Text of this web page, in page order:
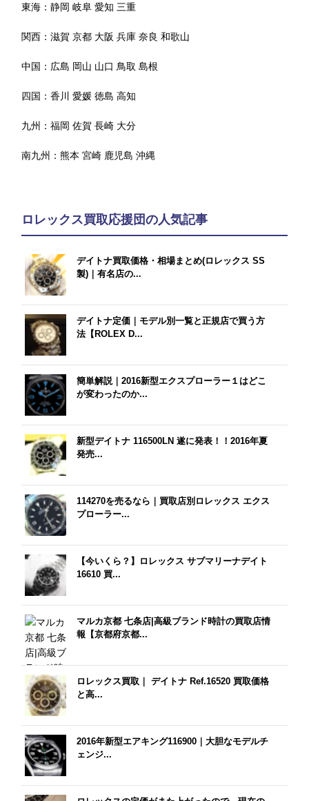
東海：静岡 岐阜 愛知 三重
関西：滋賀 京都 大阪 兵庫 奈良 和歌山
中国： 広島 岡山 山口 鳥取 島根
四国：香川 愛媛 徳島 高知
九州：福岡 佐賀 長崎 大分
南九州：熊本 宮崎 鹿児島 沖縄
ロレックス買取応援団の人気記事
デイトナ買取価格・相場まとめ(ロレックス SS
製)｜有名店の...
デイトナ定価｜モデル別一覧と正規店で買う方
法【ROLEX D...
簡単解説｜2016新型エクスプローラー１はどこ
が変わったのか...
新型デイトナ 116500LN 遂に発表！！2016年夏
発売...
114270を売るなら｜買取店別ロレックス エクス
プローラー...
【今いくら？】ロレックス サブマリーナデイト
16610 買...
マルカ京都 七条店|高級ブランド時計の買取店情
報【京都府京都...
ロレックス買取｜ デイトナ Ref.16520 買取価格
と高...
2016年新型エアキング116900｜大胆なモデルチ
ェンジ...